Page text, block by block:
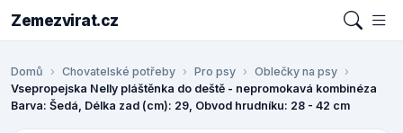
Zemezvirat.cz
Domů Chovatelské potřeby Pro psy
Oblečky na psy
Vsepropejska Nelly pláštěnka do deště - nepromokavá kombinéza
Barva: Šedá, Délka zad (cm): 29, Obvod hrudníku: 28 - 42 cm